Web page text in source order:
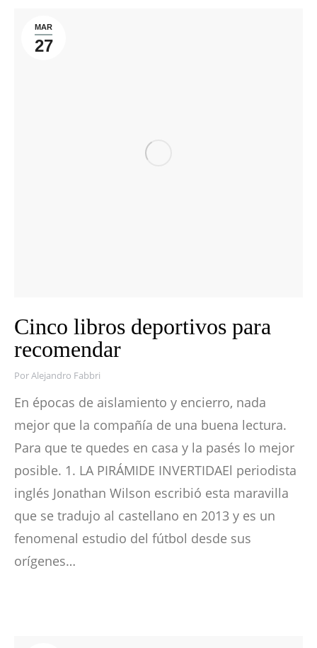
MAR
27
Cinco libros deportivos para
recomendar
PorAlejandro Fabbri
En épocas de aislamiento y encierro, nada
mejor que la compañía de una buena lectura.
Para que te quedes en casa y la pasés lo mejor
posible. 1. LA PIRÁMIDE INVERTIDAEl periodista
inglés Jonathan Wilson escribió esta maravilla
que se tradujo al castellano en 2013 y es un
fenomenal estudio del fútbol desde sus
orígenes…